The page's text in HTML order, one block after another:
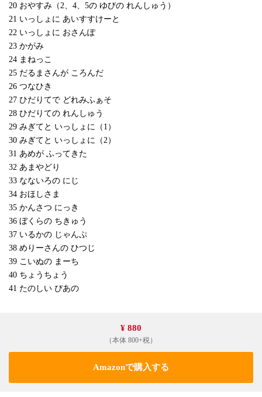
20 おやすみ（2、4、5の ゆびの れんしゅう）
21 いっしょに あいすすけーと
22 いっしょに おさんぽ
23 かがみ
24 まねっこ
25 だるまさんが ころんだ
26 つなひき
27 ひだりてで どれみふぁそ
28 ひだりての れんしゅう
29 みぎてと いっしょに（1）
30 みぎてと いっしょに（2）
31 あめが ふってきた
32 あまやどり
33 なないろの にじ
34 おほしさま
35 かんさつ にっき
36 ぼくらの ちきゅう
37 いるかの じゃんぷ
38 めりーさんの ひつじ
39 こいぬの まーち
40 ちょうちょう
41 たのしい ぴあの
¥ 880
（本体 800+税）
Amazonで購入する